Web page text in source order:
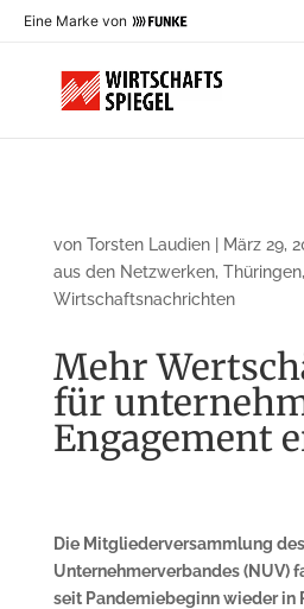
Eine Marke von
von Torsten Laudien| März 29,
aus den Netzwerken, Thüringen,
Wirtschaftsnachrichten
Mehr
für
Engagement
Die Mitgliederversammlung
Unternehmerverbandes (NUV)
seit Pandemiebeginn wieder in